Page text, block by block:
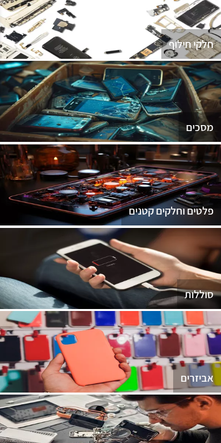
חלקי חילוף
מסכים
פלטים וחלקים קטנים
סוללות
אביזרים